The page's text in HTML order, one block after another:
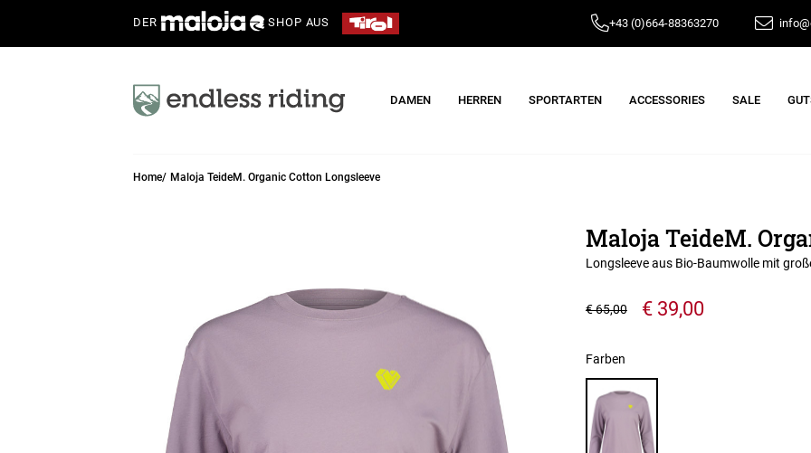
DER SHOP AUS +43 (0)664-88363270
DAMEN HERREN SPORTARTEN ACCESSORIES SALE
Home Maloja TeideM. Organic Cotton Longsleeve
Maloja TeideM.
Longsleeve aus Bio-Baumwolle mit
€ 39,00
€ 65,00
Farben